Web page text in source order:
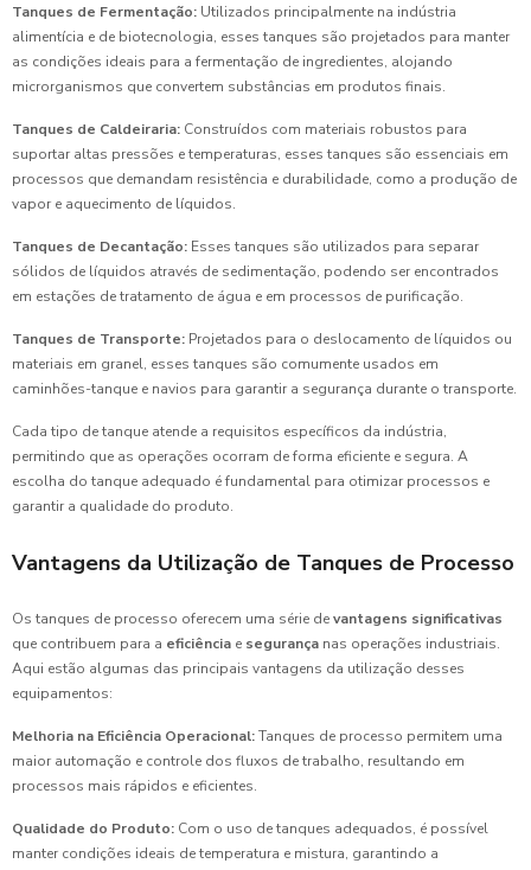
Tanques de Fermentação: Utilizados principalmente na indústria
alimentícia e de biotecnologia, esses tanques são projetados para manter
as condições ideais para a fermentação de ingredientes, alojando
microrganismos que convertem substâncias em produtos finais.
Tanques de Caldeiraria: Construídos com materiais robustos para
suportar altas pressões e temperaturas, esses tanques são essenciais em
processos que demandam resistência e durabilidade, como a produção de
vapor e aquecimento de líquidos.
Tanques de Decantação: Esses tanques são utilizados para separar
sólidos de líquidos através de sedimentação, podendo ser encontrados
em estações de tratamento de água e em processos de purificação.
Tanques de Transporte: Projetados para o deslocamento de líquidos ou
materiais em granel, esses tanques são comumente usados em
caminhões-tanque e navios para garantir a segurança durante o transporte.
Cada tipo de tanque atende a requisitos específicos da indústria,
permitindo que as operações ocorram de forma eficiente e segura. A
escolha do tanque adequado é fundamental para otimizar processos e
garantir a qualidade do produto.
Vantagens da Utilização de Tanques de Processo
Os tanques de processo oferecem uma série devantagens significativas
que contribuem para a eficiência e segurança nas operações industriais.
Aqui estão algumas das principais vantagens da utilização desses
equipamentos:
Melhoria na Eficiência Operacional:Tanques de processo permitem uma
maior automação e controle dos fluxos de trabalho, resultando em
processos mais rápidos e eficientes.
Qualidade do Produto: Com o uso de tanques adequados, é possível
manter condições ideais de temperatura e mistura, garantindo a